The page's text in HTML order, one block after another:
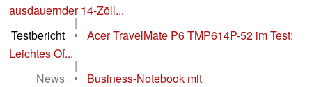
ausdauernder 14-Zöll...
|
Testbericht
•
Acer TravelMate P6 TMP614P-52 im Test:
Leichtes Of...
|
News
•
Business-Notebook mit